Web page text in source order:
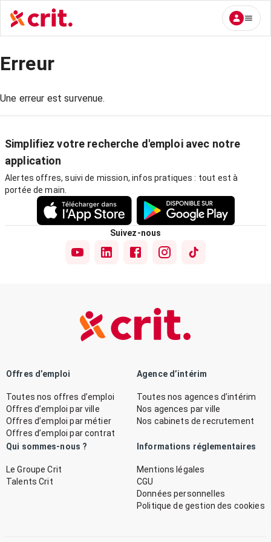
Erreur
Une erreur est survenue.
Simplifiez votre recherche d'emploi avec notre
application
Alertes offres, suivi de mission, infos pratiques : tout est à
portée de main.
Suivez-nous
Offres d’emploi
Toutes nos offres d’emploi
Offres d’emploi par ville
Offres d’emploi par métier
Offres d’emploi par contrat
Agence d’intérim
Toutes nos agences d’intérim
Nos agences par ville
Nos cabinets de recrutement
Qui sommes-nous ?
Le Groupe Crit
Talents Crit
Informations réglementaires
Mentions légales
CGU
Données personnelles
Politique de gestion des cookies